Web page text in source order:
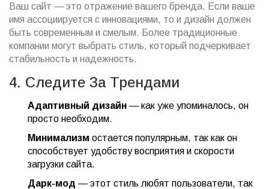
Ваш сайт — это отражение вашего бренда. Если ваше
имя ассоциируется с инновациями, то и дизайн должен
быть современным и смелым. Более традиционные
компании могут выбрать стиль, который подчеркивает
стабильность и надежность.
4. Следите За Трендами
Адаптивный дизайн — как уже упоминалось, он
просто необходим.
Минимализм остается популярным, так как он
способствует удобству восприятия и скорости
загрузки сайта.
Дарк-мод — этот стиль любят пользователи, так